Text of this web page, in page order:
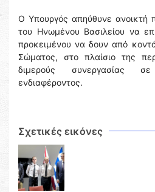
Ο Υπουργός απηύθυνε ανοικτή
του Ηνωμένου Βασιλείου να
προκειμένου να δουν από
Σώματος, στο πλαίσιο της
διμερούς συνεργασίας
ενδιαφέροντος.
Σχετικές εικόνες